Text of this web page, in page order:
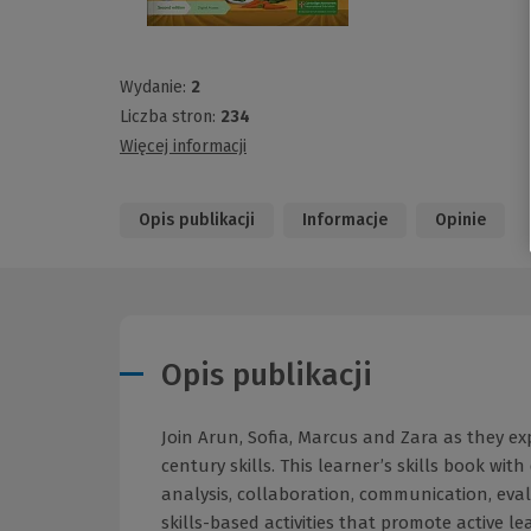
Wydanie: 2
Liczba stron: 234
Więcej informacji
Opis publikacji Informacje Opinie
Opis publikacji
Join Arun, Sofia, Marcus and Zara as they
century skills. This learner’s skills book
analysis, collaboration, communication,
skills-based activities that promote active